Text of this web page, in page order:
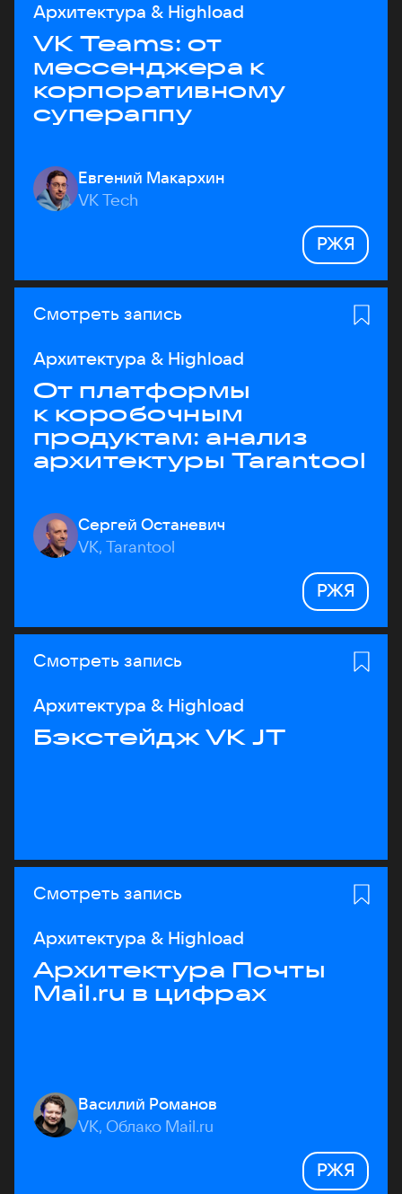
Архитектура & Highload
VK Teams: от
мессенджера к
корпоративному
супераппу
Евгений Макархин
VK Tech
РЖЯ
Смотреть запись
Архитектура & Highload
От платформы
к коробочным
продуктам: анализ
архитектуры Tarantool
Сергей Останевич
VK, Tarantool
РЖЯ
Смотреть запись
Архитектура & Highload
Бэкстейдж VK JT
Смотреть запись
Архитектура & Highload
Архитектура Почты
Mail.ru в цифрах
Василий Романов
VK, Облако Mail.ru
РЖЯ